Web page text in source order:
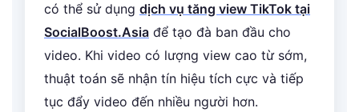
có thể sử dụng dịch vụ tăng view TikTok tại
SocialBoost.Asia để tạo đà ban đầu cho
video. Khi video có lượng view cao từ sớm,
thuật toán sẽ nhận tín hiệu tích cực và tiếp
tục đẩy video đến nhiều người hơn.